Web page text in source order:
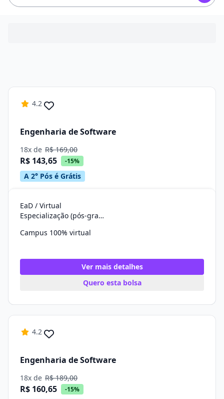
4.2
Engenharia de Software
18x de R$ 169,00
R$ 143,65 -15%
A 2° Pós é Grátis
EaD / Virtual
Especialização (pós-graduação)
Campus 100% virtual
Ver mais detalhes
Quero esta bolsa
4.2
Engenharia de Software
18x de R$ 189,00
R$ 160,65 -15%